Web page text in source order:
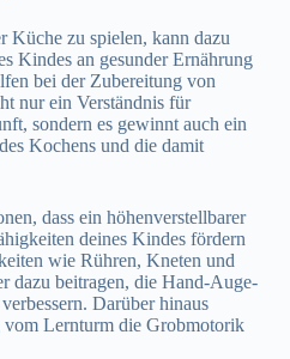
Küche zu spielen, kann dazu
Kindes an gesunder Ernährung
bei der Zubereitung von
nur ein Verständnis für
sondern es gewinnt auch ein
Kochens und die damit
dass ein höhenverstellbarer
deines Kindes fördern
wie Rühren, Kneten und
dazu beitragen, die Hand-Auge-
Darüber hinaus
Lernturm die Grobmotorik